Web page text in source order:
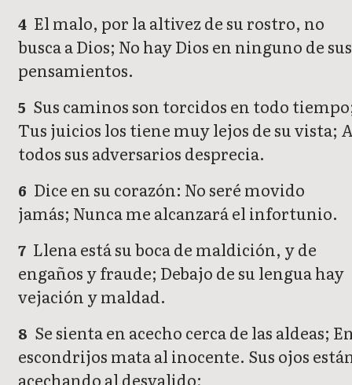
4 El malo, por la altivez de su rostro, no
busca a Dios; No hay Dios en ninguno de sus
pensamientos.
5 Sus caminos son torcidos en todo
Tus juicios los tiene muy lejos de su vista;
todos sus adversarios desprecia.
6 Dice en su corazón: No seré movido
jamás; Nunca me alcanzará el infortunio.
7 Llena está su boca de maldición, y de
engaños y fraude; Debajo de su lengua hay
vejación y maldad.
8 Se sienta en acecho cerca de las aldeas;
escondrijos mata al inocente. Sus ojos
acechando al desvalido;